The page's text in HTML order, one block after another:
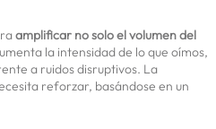
amplificar no solo el volumen del
la intensidad de lo que oímos,
a ruidos disruptivos. La
reforzar, basándose en un